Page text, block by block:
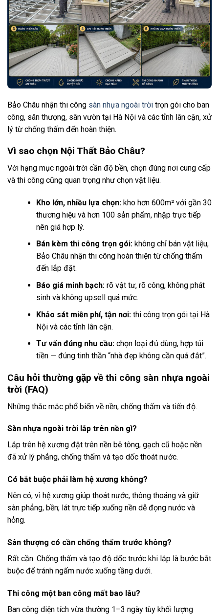
Bảo Châu nhận thi công sàn nhựa ngoài trời trọn gói cho ban
công, sân thượng, sân vườn tại Hà Nội và các tỉnh lân cận, xử
lý từ chống thấm đến hoàn thiện.
Vì sao chọn Nội Thất Bảo Châu?
Với hạng mục ngoài trời cần độ bền, chọn đúng nơi cung cấp
và thi công cũng quan trọng như chọn vật liệu.
Kho lớn, nhiều lựa chọn:kho hơn 600m² với gần 30
thương hiệu và hơn 100 sản phẩm, nhập trực tiếp
nên giá hợp lý.
Bán kèm thi công trọn gói:không chỉ bán vật liệu,
Bảo Châu nhận thi công hoàn thiện từ chống thấm
đến lắp đặt.
Báo giá minh bạch:rõ vật tư, rõ công, không phát
sinh và không upsell quá mức.
Khảo sát miễn phí, tận nơi:thi công trọn gói tại Hà
Nội và các tỉnh lân cận.
Tư vấn đúng nhu cầu:chọn loại đủ dùng, hợp túi
tiền — đúng tinh thần “nhà đẹp không cần quá đắt”.
Câu hỏi thường gặp về thi công sàn nhựa ngoài
trời (FAQ)
Những thắc mắc phổ biến về nền, chống thấm và tiến độ.
Sàn nhựa ngoài trời lắp trên nền gì?
Lắp trên hệ xương đặt trên nền bê tông, gạch cũ hoặc nền
đã xử lý phẳng, chống thấm và tạo dốc thoát nước.
Có bắt buộc phải làm hệ xương không?
Nên có, vì hệ xương giúp thoát nước, thông thoáng và giữ
sàn phẳng, bền; lát trực tiếp xuống nền dễ đọng nước và
hỏng.
Sân thượng có cần chống thấm trước không?
Rất cần. Chống thấm và tạo độ dốc trước khi lắp là bước bắt
buộc để tránh ngấm nước xuống tầng dưới.
Thi công một ban công mất bao lâu?
Ban công diện tích vừa thường 1–3 ngày tùy khối lượng